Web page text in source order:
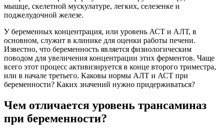
мышце, скелетной мускулатуре, легких, селезенке и
поджелудочной железе.
У беременных концентрация, или уровень АСТ и АЛТ, в
основном, служит в клинике для оценки работы печени.
Известно, что беременность является физиологическим
поводом для увеличения концентрации этих ферментов. Чаще
всего этот процесс активизируется в конце второго триместра,
или в начале третьего. Каковы нормы АЛТ и АСТ при
беременности? Каких значений нужно придерживаться?
Чем отличается уровень трансаминаз
при беременности?